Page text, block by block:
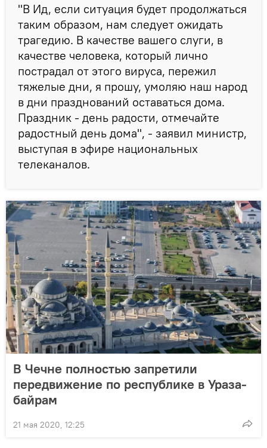
"В Ид, если ситуация будет продолжаться
таким образом, нам следует ожидать
трагедию. В качестве вашего слуги, в
качестве человека, который лично
пострадал от этого вируса, пережил
тяжелые дни, я прошу, умоляю наш народ
в дни празднований оставаться дома.
Праздник - день радости, отмечайте
радостный день дома", - заявил министр,
выступая в эфире национальных
телеканалов.
В Чечне полностью запретили
передвижение по республике в Ураза-
байрам
21 мая 2020, 12:25